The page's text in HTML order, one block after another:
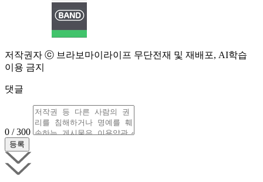
저작권자 ⓒ 브라보마이라이프 무단전재 및 재배포, AI학습
이용 금지
댓글
0 / 300